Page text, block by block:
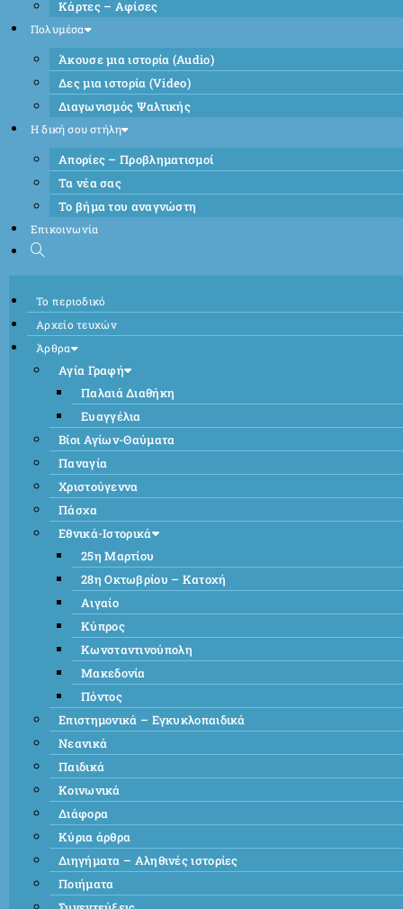
Κάρτες – Αφίσες
Πολυμέσα
Άκουσε μια ιστορία (Audio)
Δες μια ιστορία (Video)
Διαγωνισμός Ψαλτικής
Η δική σου στήλη
Απορίες – Προβληματισμοί
Τα νέα σας
Το βήμα του αναγνώστη
Επικοινωνία
Το περιοδικό
Αρχείο τευχών
Άρθρα
Αγία Γραφή
Παλαιά Διαθήκη
Ευαγγέλια
Βίοι Αγίων-Θαύματα
Παναγία
Χριστούγεννα
Πάσχα
Εθνικά-Ιστορικά
25η Μαρτίου
28η Οκτωβρίου – Κατοχή
Αιγαίο
Κύπρος
Κωνσταντινούπολη
Μακεδονία
Πόντος
Επιστημονικά – Εγκυκλοπαιδικά
Νεανικά
Παιδικά
Κοινωνικά
Διάφορα
Κύρια άρθρα
Διηγήματα – Αληθινές ιστορίες
Ποιήματα